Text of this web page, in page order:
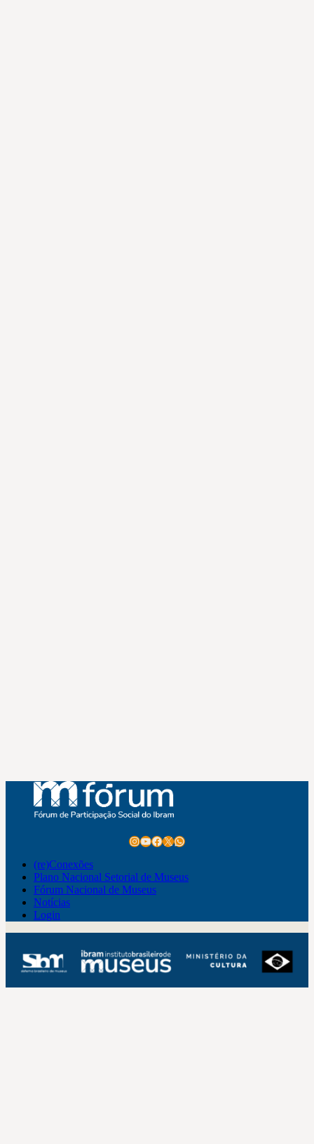
Instagram
Youtube
Facebook
X WhatsApp
(re)Conexões
Plano Nacional Setorial de Museus
Fórum Nacional de Museus
Notícias
Login